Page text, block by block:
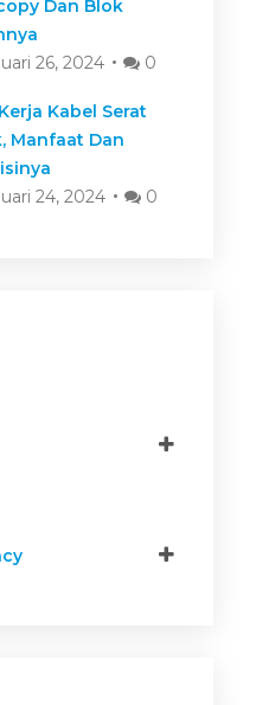
Dan Blok
26, 2024
0
Kabel Serat
Manfaat Dan
24, 2024
0